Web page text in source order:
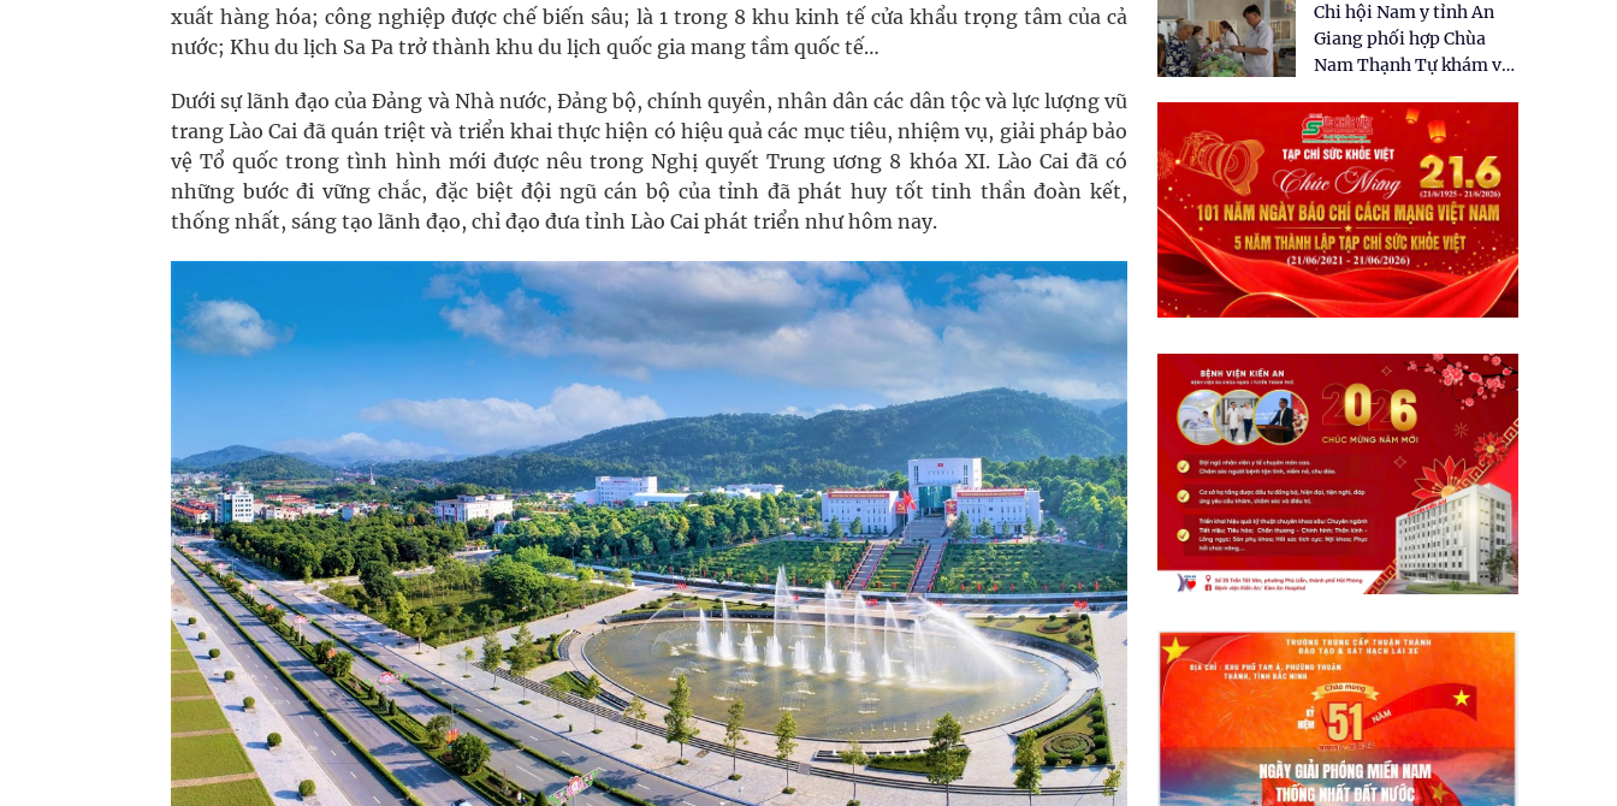
xuất hàng hóa; công nghiệp được chế biến sâu; là 1 trong 8 khu kinh tế cửa khẩu trọng tâm của cả
nước; Khu du lịch Sa Pa trở thành khu du lịch quốc gia mang tầm quốc tế…
Dưới sự lãnh đạo của Đảng và Nhà nước, Đảng bộ, chính quyền, nhân dân các dân tộc và lực lượng vũ
trang Lào Cai đã quán triệt và triển khai thực hiện có hiệu quả các mục tiêu, nhiệm vụ, giải pháp bảo
vệ Tổ quốc trong tình hình mới được nêu trong Nghị quyết Trung ương 8 khóa XI. Lào Cai đã có
những bước đi vững chắc, đặc biệt đội ngũ cán bộ của tỉnh đã phát huy tốt tinh thần đoàn kết,
thống nhất, sáng tạo lãnh đạo, chỉ đạo đưa tỉnh Lào Cai phát triển như hôm nay.
dân tại xã Tân Tập
Chi hội Nam y tỉnh An
Giang phối hợp Chùa
Nam Thạnh Tự khám và
nhân dân